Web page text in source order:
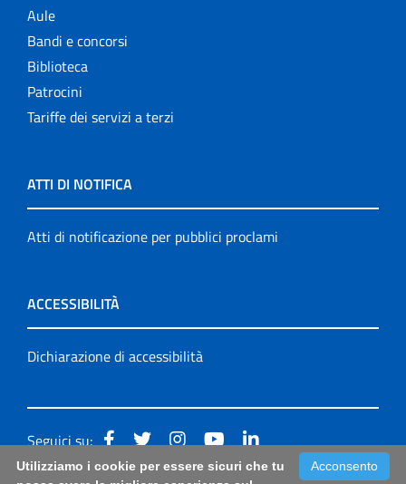
Aule
Bandi e concorsi
Biblioteca
Patrocini
Tariffe dei servizi a terzi
ATTI DI NOTIFICA
Atti di notificazione per pubblici proclami
ACCESSIBILITÀ
Dichiarazione di accessibilità
Seguici su:
Acconsento
Utilizziamo i cookie per essere sicuri che tu